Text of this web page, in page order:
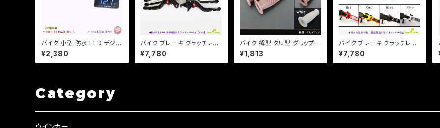
バイク 小型 防水 LED デジタ
ル 電圧計 ボルトメーター 汎
用 格安 表示色3色選択/検索
用/ホンダ/ヤマハ/カワサキ【ク
¥2,380
バイク ブレーキ クラッチレバ
ー 左右セット ヤマハ カワサキ
YZF XJR ZXR ZZR 他 【a3
80】 可倒&角度&伸縮 調整機
¥7,780
バイク 樽型 タル型 グリップ 2
2mm 左右セット 【ホワイト】
選択 カスタム ゴムグリップ チ
ョッパー アメリカン TW SR
¥1,813
バイク ブレーキ クラッチレバ
ー 左右セット【4色あり】Ninja
250/R/SL Z250/SL Z125 P
RO Dトラ他 【a365】 可倒&
¥7,780
Category